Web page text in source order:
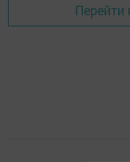
Перейти